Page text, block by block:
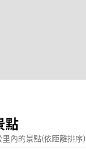
點
內的景點(依距離排序)